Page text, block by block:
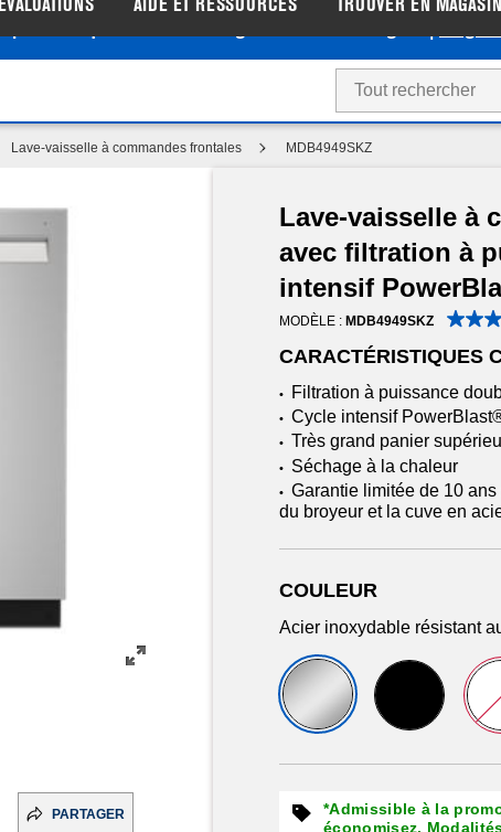
Lave-vaisselle à commandes frontales MDB4949SKZ
ÉVALUATIONS AIDE ET RESSOURCES TROUVER EN MAGASIN
PARTAGER
Lave-vaisselle à
avec filtration à
intensif
MODÈLE : MDB4949SKZ
CARACTÉRISTIQUES
• Filtration à puissance
• Cycle intensif
• Très grand panier
• Séchage à la chaleur
• Garantie limitée de 10
du broyeur et la cuve en
COULEUR
Acier inoxydable résistant
*Admissible à la
économisez.